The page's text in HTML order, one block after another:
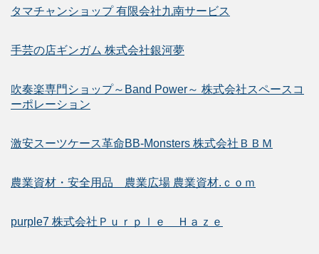
タマチャンショップ 有限会社九南サービス
手芸の店ギンガム 株式会社銀河夢
吹奏楽専門ショップ～Band Power～ 株式会社スペースコ
ーポレーション
激安スーツケース革命BB-Monsters 株式会社ＢＢＭ
農業資材・安全用品 農業広場 農業資材.ｃｏｍ
purple7 株式会社Ｐｕｒｐｌｅ Ｈａｚｅ